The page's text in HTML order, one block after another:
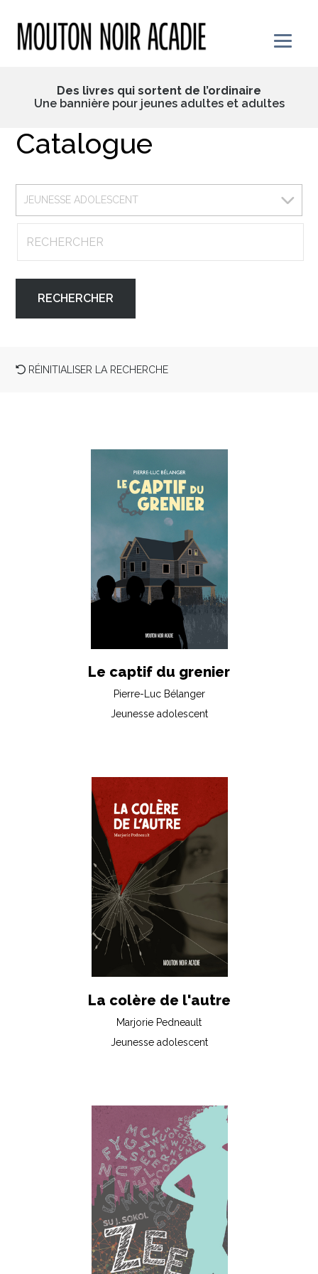
content
Des livres qui sortent de l’ordinaire
Une bannière pour jeunes adultes et adultes
Catalogue
RÉINITIALISER LA RECHERCHE
Le captif du grenier
Pierre-Luc Bélanger
Jeunesse adolescent
La colère de l'autre
Marjorie Pedneault
Jeunesse adolescent